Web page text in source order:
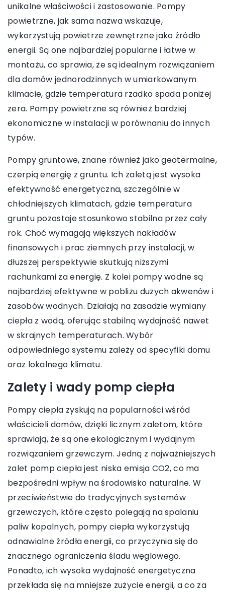
unikalne właściwości i zastosowanie. Pompy
powietrzne, jak sama nazwa wskazuje,
wykorzystują powietrze zewnętrzne jako źródło
energii. Są one najbardziej popularne i łatwe w
montażu, co sprawia, że są idealnym rozwiązaniem
dla domów jednorodzinnych w umiarkowanym
klimacie, gdzie temperatura rzadko spada poniżej
zera. Pompy powietrzne są również bardziej
ekonomiczne w instalacji w porównaniu do innych
typów.
Pompy gruntowe, znane również jako geotermalne,
czerpią energię z gruntu. Ich zaletą jest wysoka
efektywność energetyczna, szczególnie w
chłodniejszych klimatach, gdzie temperatura
gruntu pozostaje stosunkowo stabilna przez cały
rok. Choć wymagają większych nakładów
finansowych i prac ziemnych przy instalacji, w
dłuższej perspektywie skutkują niższymi
rachunkami za energię. Z kolei pompy wodne są
najbardziej efektywne w pobliżu dużych akwenów i
zasobów wodnych. Działają na zasadzie wymiany
ciepła z wodą, oferując stabilną wydajność nawet
w skrajnych temperaturach. Wybór
odpowiedniego systemu zależy od specyfiki domu
oraz lokalnego klimatu.
Zalety i wady pomp ciepła
Pompy ciepła zyskują na popularności wśród
właścicieli domów, dzięki licznym zaletom, które
sprawiają, że są one ekologicznym i wydajnym
rozwiązaniem grzewczym. Jedną z najważniejszych
zalet pomp ciepła jest niska emisja CO2, co ma
bezpośredni wpływ na środowisko naturalne. W
przeciwieństwie do tradycyjnych systemów
grzewczych, które często polegają na spalaniu
paliw kopalnych, pompy ciepła wykorzystują
odnawialne źródła energii, co przyczynia się do
znacznego ograniczenia śladu węglowego.
Ponadto, ich wysoka wydajność energetyczna
przekłada się na mniejsze zużycie energii, a co za